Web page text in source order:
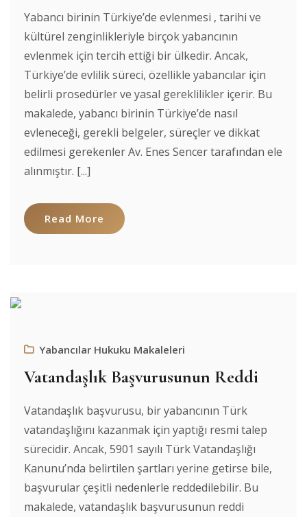
Yabancı birinin Türkiye’de evlenmesi , tarihi ve
kültürel zenginlikleriyle birçok yabancının
evlenmek için tercih ettiği bir ülkedir. Ancak,
Türkiye’de evlilik süreci, özellikle yabancılar için
belirli prosedürler ve yasal gereklilikler içerir. Bu
makalede, yabancı birinin Türkiye’de nasıl
evleneceği, gerekli belgeler, süreçler ve dikkat
edilmesi gerekenler Av. Enes Sencer tarafından ele
alınmıştır. [...]
Read More
Yabancılar Hukuku Makaleleri
Vatandaşlık Başvurusunun Reddi
Vatandaşlık başvurusu, bir yabancının Türk
vatandaşlığını kazanmak için yaptığı resmi talep
sürecidir. Ancak, 5901 sayılı Türk Vatandaşlığı
Kanunu’nda belirtilen şartları yerine getirse bile,
başvurular çeşitli nedenlerle reddedilebilir. Bu
makalede, vatandaşlık başvurusunun reddi